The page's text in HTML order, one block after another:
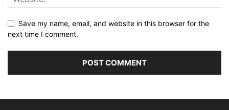
Save my name, email, and website in this browser for the
next time I comment.